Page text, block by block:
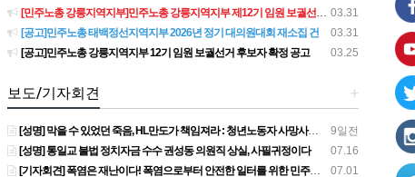
03.31
[민주노총 강릉지역지부]민주노총 강릉지역지부 제12기 임원 보궐선거결과 공고
03.31
[공고]민주노총 태백정선지역지부 2026년 정기 대의원대회 재소집 건
03.25
[공고]민주노총 강릉지역지부 12기 임원 보궐선거 후보자 확정 공고
+
보도/기자회견
9일전
[성명] 막을 수 있었던 죽음, HL만도가 책임져라 : 청년노동자 사망사고의 철저한 진상규명과 재발방지 대책 마련하라
07.16
[성명] 통일교 불법 정치자금 수수 권성동 의원직 상실, 사필귀정이다
07.01
[기자회견] 폭염은 재난이다! 폭염으로부터 안전한 일터를 위한 민주노총 강원지역본부 폭염감시단 선포 기자회견